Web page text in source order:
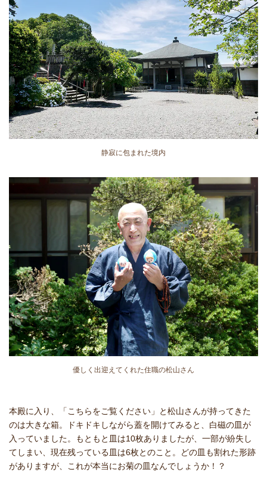
静寂に包まれた境内
優しく出迎えてくれた住職の松山さん
本殿に入り、「こちらをご覧ください」と松山さんが持ってきた
のは大きな箱。ドキドキしながら蓋を開けてみると、白磁の皿が
入っていました。もともと皿は10枚ありましたが、一部が紛失し
てしまい、現在残っている皿は6枚とのこと。どの皿も割れた形跡
がありますが、これが本当にお菊の皿なんでしょうか！？